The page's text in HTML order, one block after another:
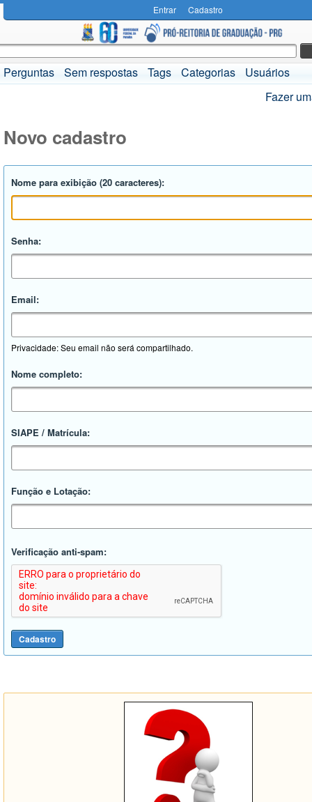
Entrar Cadastro
Perguntas Sem respostas Tags Categorias
Usuários
Fazer
Novo cadastro
Nome para exibição (20 caracteres):
Senha:
Email:
Privacidade: Seu email não será compartilhado.
Nome completo:
SIAPE / Matrícula:
Função e Lotação:
Verificação anti-spam: